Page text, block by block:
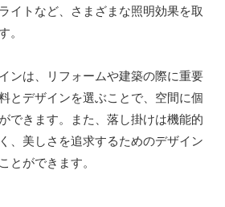
イトなど、さまざまな照明効果を取
。
ンは、リフォームや建築の際に重要
とデザインを選ぶことで、空間に個
できます。また、落し掛けは機能的
、美しさを追求するためのデザイン
とができます。